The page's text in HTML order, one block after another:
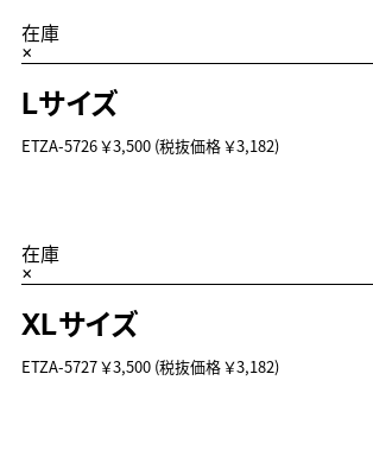
在庫
×
Lサイズ
ETZA-5726￥3,500(税抜価格 ￥3,182)
在庫
×
XLサイズ
ETZA-5727￥3,500(税抜価格 ￥3,182)